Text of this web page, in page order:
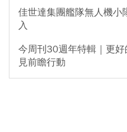
佳世達集團艦隊無人機小
入
今周刊30週年特輯｜更
見前瞻行動